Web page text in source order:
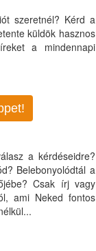
szeretnél? Kérd a
küldök hasznos
a mindennapi
a kérdéseidre?
Belebonyolódtál a
Csak írj vagy
ami Neked fontos